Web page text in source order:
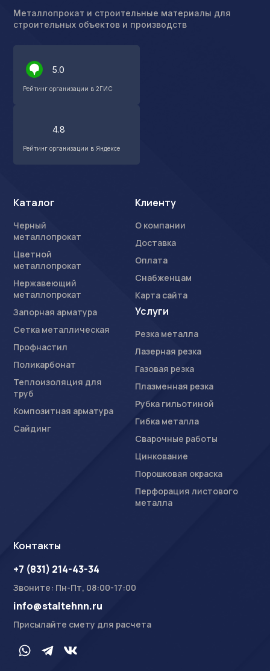
Металлопрокат и строительные материалы для
строительных объектов и производств
5.0
Рейтинг организации в 2ГИС
4.8
Рейтинг организации в Яндексе
Каталог
Черный
металлопрокат
Цветной
металлопрокат
Нержавеющий
металлопрокат
Запорная арматура
Сетка металлическая
Профнастил
Поликарбонат
Теплоизоляция для
труб
Композитная арматура
Сайдинг
Клиенту
О компании
Доставка
Оплата
Снабженцам
Карта сайта
Услуги
Резка металла
Лазерная резка
Газовая резка
Плазменная резка
Рубка гильотиной
Гибка металла
Сварочные работы
Цинкование
Порошковая окраска
Перфорация листового
металла
Контакты
+7 (831) 214-43-34
Звоните: Пн-Пт, 08:00-17:00
info@staltehnn.ru
Присылайте смету для расчета